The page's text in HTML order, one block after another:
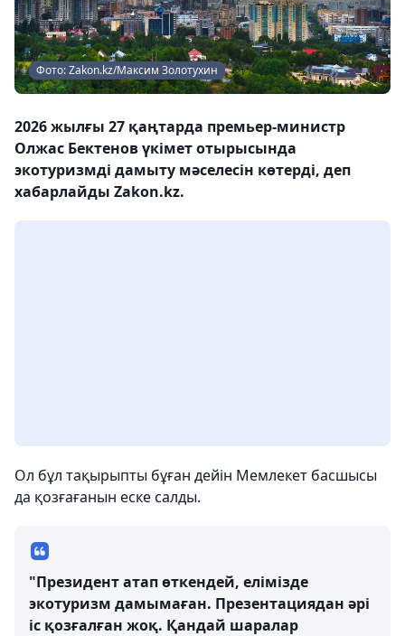
Фото: Zakon.kz/Максим Золотухин
2026 жылғы 27 қаңтарда премьер-министр
Олжас Бектенов үкімет отырысында
экотуризмді дамыту мәселесін көтерді, деп
хабарлайды Zakon.kz.
Ол бұл тақырыпты бұған дейін Мемлекет басшысы
да қозғағанын еске салды.
"Президент атап өткендей, елімізде
экотуризм дамымаған. Презентациядан әрі
іс қозғалған жоқ. Қандай шаралар